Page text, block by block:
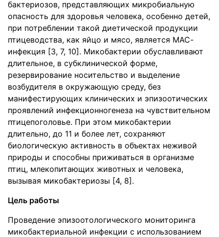
бактериозов, представляющих микробиальную
опасность для здоровья человека, особенно детей,
при потреблении такой диетической продукции
птицеводства, как яйцо и мясо, является МАС-
инфекция [3, 7, 10]. Микобактерии обуславливают
длительное, в субклинической форме,
резервирование носительство и выделение
возбудителя в окружающую среду, без
манифестирующих клинических и эпизоотических
проявлений инфекционногенеза на чувствительном
птицепоголовье. При этом микобактерии
длительно, до 11 и более лет, сохраняют
биологическую активность в объектах неживой
природы и способны приживаться в организме
птиц, млекопитающих животных и человека,
вызывая микобактериозы [4, 8].
Цель работы
Проведение эпизоотологического мониторинга
микобактериальной инфекции с использованием